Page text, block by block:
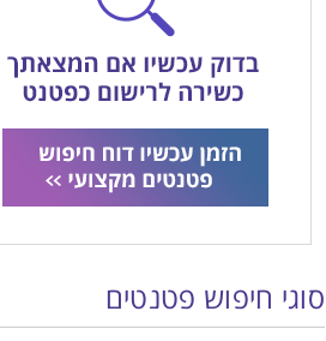
סוגי חיפוש פטנטים